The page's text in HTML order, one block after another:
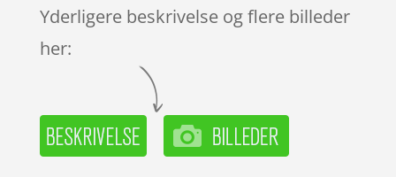
Yderligere beskrivelse og flere billeder
her: